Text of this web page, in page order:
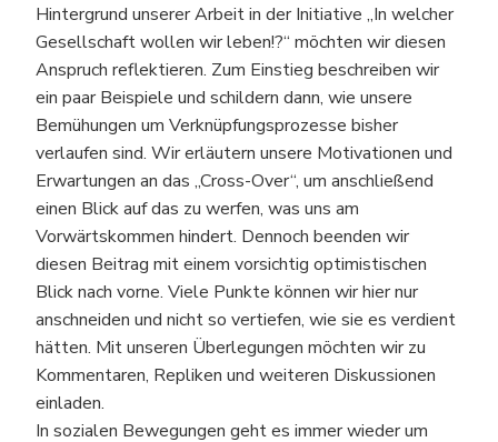
Hintergrund unserer Arbeit in der Initiative „In welcher
Gesellschaft wollen wir leben!?“ möchten wir diesen
Anspruch reflektieren. Zum Einstieg beschreiben wir
ein paar Beispiele und schildern dann, wie unsere
Bemühungen um Verknüpfungsprozesse bisher
verlaufen sind. Wir erläutern unsere Motivationen und
Erwartungen an das „Cross-Over“, um anschließend
einen Blick auf das zu werfen, was uns am
Vorwärtskommen hindert. Dennoch beenden wir
diesen Beitrag mit einem vorsichtig optimistischen
Blick nach vorne. Viele Punkte können wir hier nur
anschneiden und nicht so vertiefen, wie sie es verdient
hätten. Mit unseren Überlegungen möchten wir zu
Kommentaren, Repliken und weiteren Diskussionen
einladen.
In sozialen Bewegungen geht es immer wieder um